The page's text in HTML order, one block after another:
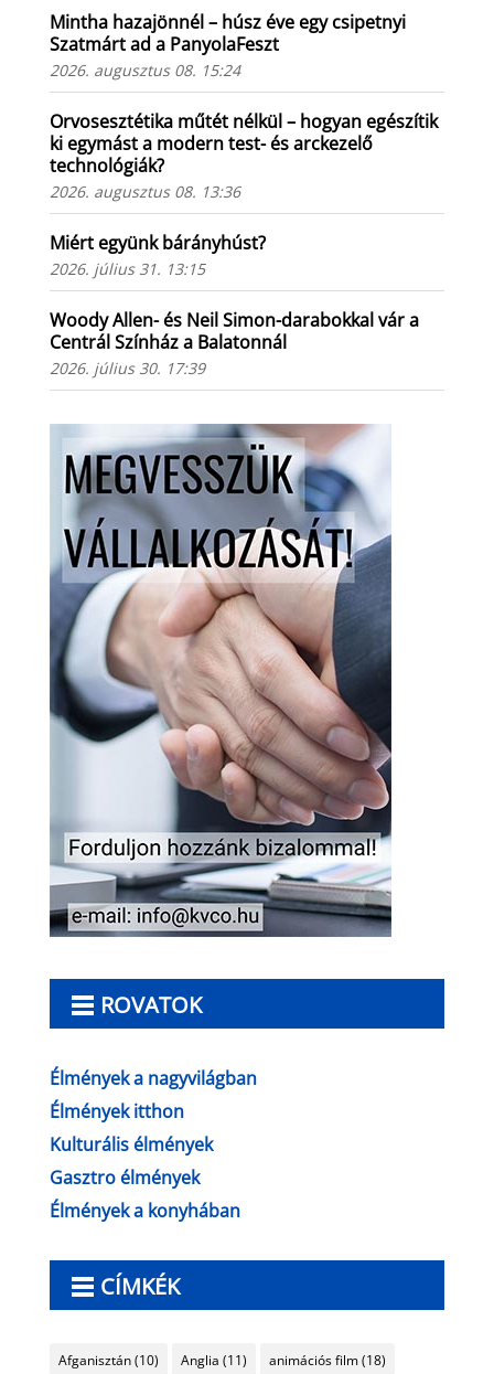
Mintha hazajönnél – húsz éve egy csipetnyi
Szatmárt ad a PanyolaFeszt
2026. augusztus 08. 15:24
Orvosesztétika műtét nélkül – hogyan egészítik
ki egymást a modern test- és arckezelő
technológiák?
2026. augusztus 08. 13:36
Miért együnk bárányhúst?
2026. július 31. 13:15
Woody Allen- és Neil Simon-darabokkal vár a
Centrál Színház a Balatonnál
2026. július 30. 17:39
ROVATOK
Élmények a nagyvilágban
Élmények itthon
Kulturális élmények
Gasztro élmények
Élmények a konyhában
CÍMKÉK
Afganisztán(10) Anglia (11) animációs film(18)